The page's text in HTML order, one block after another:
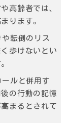
高齢者では、
ります。
転倒のリス
歩けないとい
ルと併用す
の行動の記憶
まるとされて